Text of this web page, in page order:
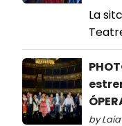
La
by